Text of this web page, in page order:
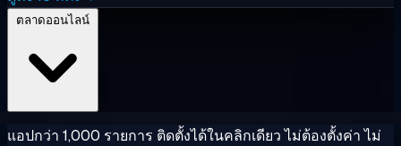
แอปกว่า 1,000 รายการ ติดตั้งได้ในคลิกเดียว ไม่ต้องตั้งค่า ไม่